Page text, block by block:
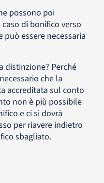
possono poi
di bonifico verso
essere necessaria
distinzione? Perché
che la
accreditata sul conto
non è più possibile
e ci si dovrà
per riavere indietro
sbagliato.